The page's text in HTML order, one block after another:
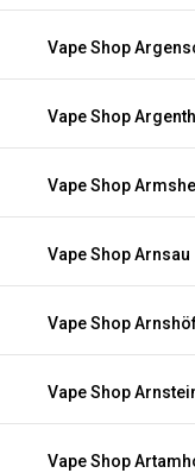
Vape Shop
Vape Shop
Vape Shop
Vape Shop Arnsau
Vape Shop
Vape Shop
Vape Shop